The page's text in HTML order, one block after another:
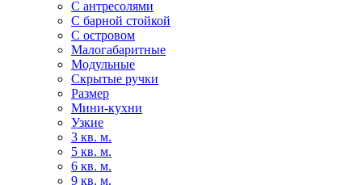
С антресолями
С барной стойкой
С островом
Малогабаритные
Модульные
Скрытые ручки
Размер
Мини-кухни
Узкие
3 кв. м.
5 кв. м.
6 кв. м.
9 кв. м.